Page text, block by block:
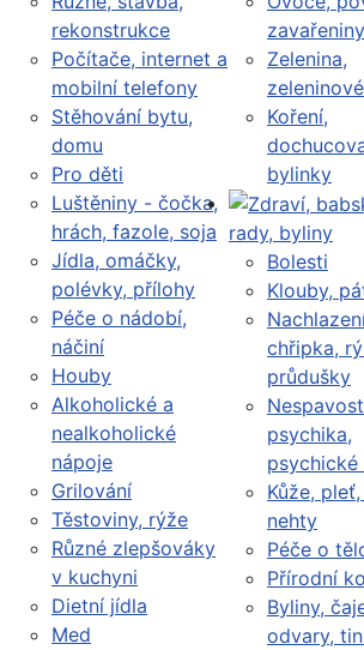
rekonstrukce
Počítače, internet a
mobilní telefony
Stěhování bytu,
domu
Pro děti
zavařeniny
Zelenina,
Koření,
bylinky
Luštěniny - čočka,
hrách, fazole, soja
Jídla, omáčky,
polévky, přílohy
Péče o nádobí,
náčiní
Houby
Alkoholické a
nealkoholické
nápoje
Grilování
Těstoviny, rýže
Různé zlepšováky
v kuchyni
Dietní jídla
Med
rady, byliny
Bolesti
Klouby,
chřipka,
průdušky
psychika,
psychické
Kůže,
nehty
Péče o
Přírodní
Byliny,
odvary,